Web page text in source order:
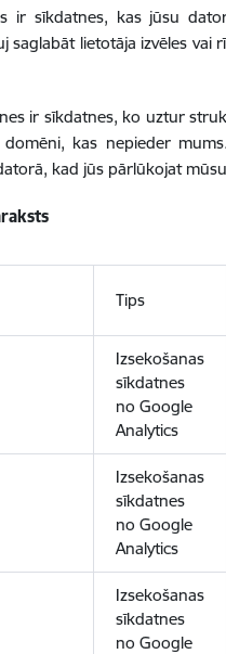
ir sīkdatnes, kas jūsu
saglabāt lietotāja izvēles
ir sīkdatnes, ko uztur
kas nepieder
kad jūs pārlūkojat
Tips
Izsekošanas
sīkdatnes
no Google
Analytics
Izsekošanas
sīkdatnes
no Google
Analytics
Izsekošanas
sīkdatnes
no Google